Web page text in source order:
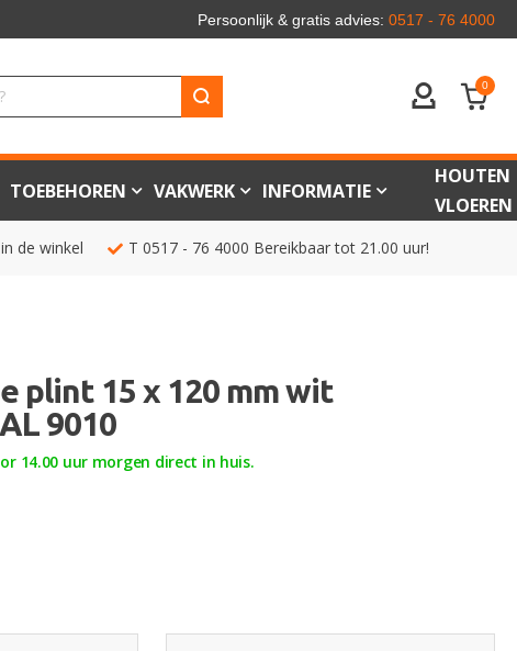
Persoonlijk & gratis advies: 0517 - 76 4000
ACCOUNT
0
TOEBEHOREN VAKWERK INFORMATIE
HOUTEN
VLOEREN
de winkel T 0517 - 76 4000 Bereikbaar tot 21.00 uur!
plint 15 x 120 mm wit
9010
14.00 uur morgen direct in huis.